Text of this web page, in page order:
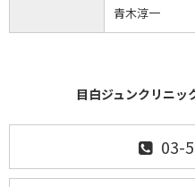
青木淳一
目白ジュンクリニッ
03-